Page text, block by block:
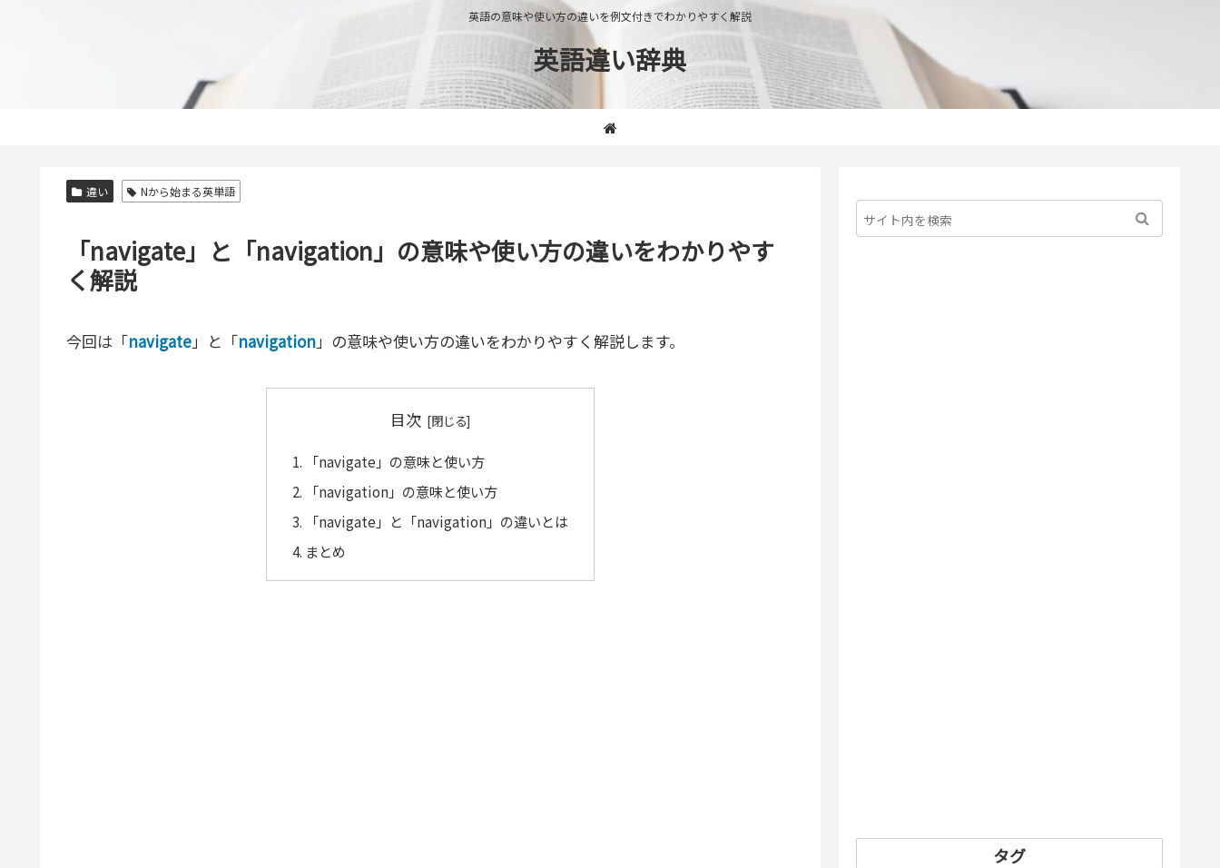
英語の意味や使い方の違いを例文付きでわかりやすく解説
英語違い辞典
違い Nから始まる英単語
「navigate」と「navigation」の意味や使い方の違いをわかりやす
く解説
今回は「navigate」と「navigation」の意味や使い方の違いをわかりやすく解説します。
目次
「navigate」の意味と使い方
「navigation」の意味と使い方
「navigate」と「navigation」の違いとは
まとめ
タグ